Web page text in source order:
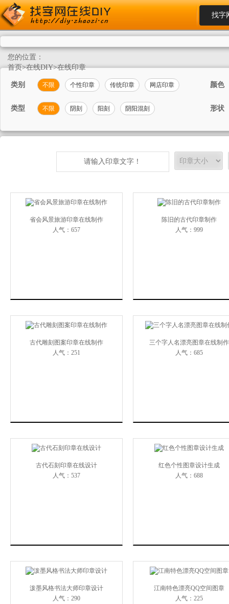
找字
您的位置：
首页>在线DIY>在线印章
类别 不限 个性印章 传统印章 网店印章 颜色
类型 不限 阴刻 阳刻 阴阳混刻 形状
省会风景旅游印章在线制作
人气：657
陈旧的古代印章制作
人气：999
古代雕刻图案印章在线制作
人气：251
三个字人名漂亮图章在线制作
人气：685
古代石刻印章在线设计
人气：537
红色个性图章设计生成
人气：688
泼墨风格书法大师印章设计
人气：290
江南特色漂亮QQ空间图章
人气：225